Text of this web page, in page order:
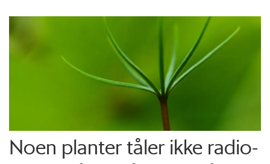
Noen planter tåler ikke radio­